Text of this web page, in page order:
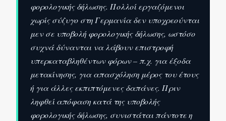
φορολογικής δήλωσης. Πολλοί εργαζόμενοι
χωρίς σύζυγο στη Γερμανία δεν υποχρεούνται
μεν σε υποβολή φορολογικής δήλωσης, ωστόσο
συχνά δύνανται να λάβουν επιστροφή
υπερκαταβληθέντων φόρων – π.χ. για έξοδα
μετακίνησης, για απασχόληση μέρος του έτους
ή για άλλες εκπιπτόμενες δαπάνες. Πριν
ληφθεί απόφαση κατά της υποβολής
φορολογικής δήλωσης, συνιστάται πάντοτε η